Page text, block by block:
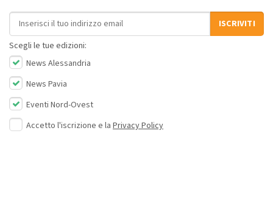
Indirizzo email
ISCRIVITI
Scegli le tue edizioni:
News Alessandria
News Pavia
Eventi Nord-Ovest
Accetto l'iscrizione e la Privacy Policy